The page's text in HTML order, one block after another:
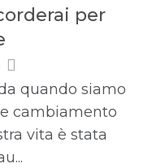
per
quando siamo
cambiamento
vita è stata